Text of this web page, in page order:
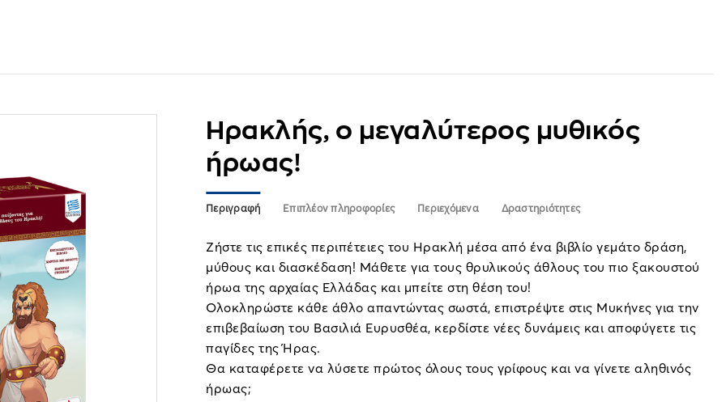
Ηρακλής, ο μεγαλύτερος μυθικός
ήρωας!
Περιγραφή Επιπλέον πληροφορίες Περιεχόμενα Δραστηριότητες
Ζήστε τις επικές περιπέτειες του Ηρακλή μέσα από ένα βιβλίο γεμάτο δράση,
μύθους και διασκέδαση! Μάθετε για τους θρυλικούς άθλους του πιο ξακουστού
ήρωα της αρχαίας Ελλάδας και μπείτε στη θέση του!
Ολοκληρώστε κάθε άθλο απαντώντας σωστά, επιστρέψτε στις Μυκήνες για την
επιβεβαίωση του Βασιλιά Ευρυσθέα, κερδίστε νέες δυνάμεις και αποφύγετε τις
παγίδες της Ήρας.
Θα καταφέρετε να λύσετε πρώτος όλους τους γρίφους και να γίνετε αληθινός
ήρωας;